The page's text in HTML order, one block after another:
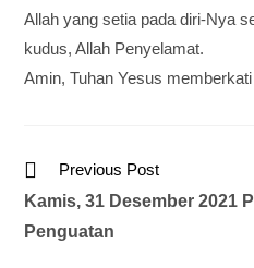
Allah yang setia pada diri-Nya
kudus, Allah Penyelamat.
Amin, Tuhan Yesus memberkati
Previous Post
Kamis, 31 Desember 2021
Penguatan